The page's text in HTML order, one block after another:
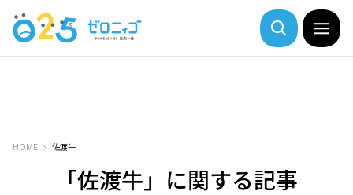
HOME 佐渡牛
「佐渡牛」に関する記事